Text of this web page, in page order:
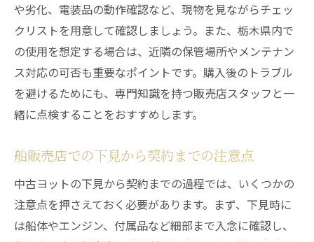
や劣化、電装品の動作確認など、現物を見ながらチェッ
クリストを用意して確認しましょう。また、栃木県内で
の使用を想定する場合は、近隣の保管場所やメンテナン
ス対応の可否も重要なポイントです。購入後のトラブル
を避けるためにも、専門知識を持つ販売店スタッフと一
緒に点検することをおすすめします。
船販売店での下見から契約までの注意点
中古ヨットの下見から契約までの過程では、いくつかの
注意点を押さえておく必要があります。まず、下見時に
は船体やエンジン、付属品など細部まで入念に確認し、